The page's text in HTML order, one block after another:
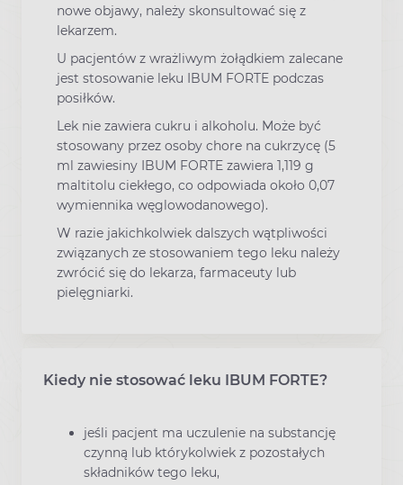
nowe objawy, należy skonsultować się z
lekarzem.
U pacjentów z wrażliwym żołądkiem zalecane
jest stosowanie leku IBUM FORTE podczas
posiłków.
Lek nie zawiera cukru i alkoholu. Może być
stosowany przez osoby chore na cukrzycę (5
ml zawiesiny IBUM FORTE zawiera 1,119 g
maltitolu ciekłego, co odpowiada około 0,07
wymiennika węglowodanowego).
W razie jakichkolwiek dalszych wątpliwości
związanych ze stosowaniem tego leku należy
zwrócić się do lekarza, farmaceuty lub
pielęgniarki.
Kiedy nie stosować leku IBUM FORTE?
jeśli pacjent ma uczulenie na substancję
czynną lub którykolwiek z pozostałych
składników tego leku,